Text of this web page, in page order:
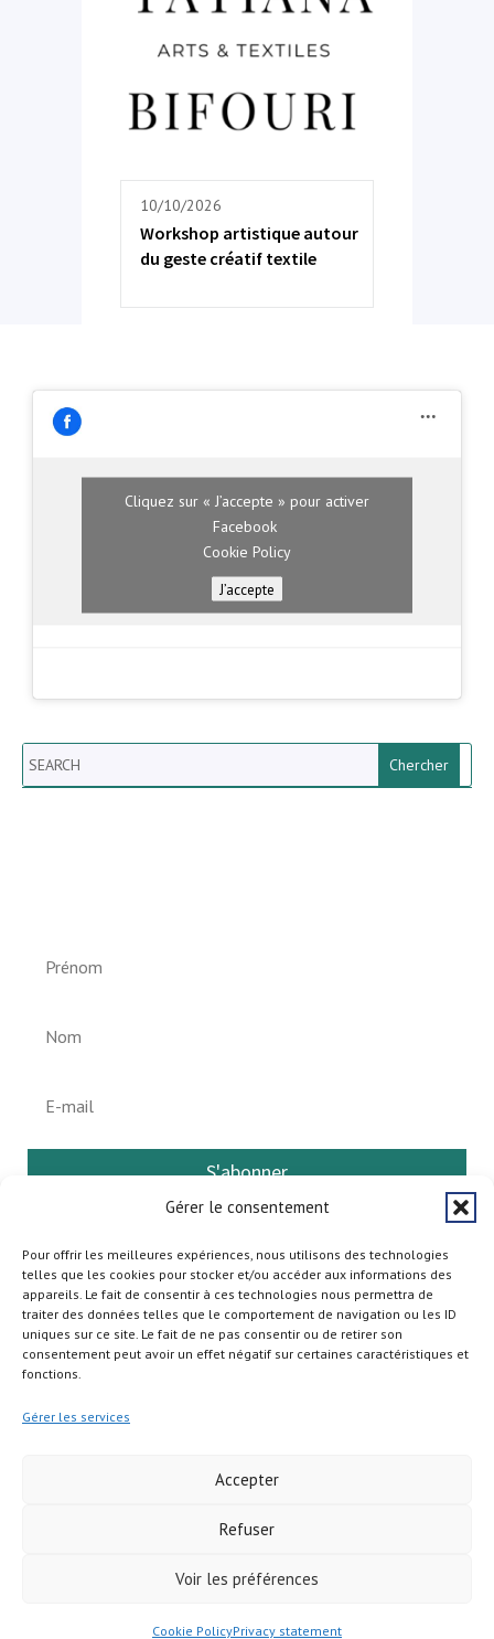
Gérer le consentement
Pour offrir les meilleures expériences, nous utilisons des technologies
telles que les cookies pour stocker et/ou accéder aux informations des
appareils. Le fait de consentir à ces technologies nous permettra de
traiter des données telles que le comportement de navigation ou les ID
uniques sur ce site. Le fait de ne pas consentir ou de retirer son
consentement peut avoir un effet négatif sur certaines caractéristiques et
fonctions.
Gérer les services
Accepter
Refuser
Voir les préférences
Cookie PolicyPrivacy statement
10/10/2026
Workshop artistique autour
du geste créatif textile
Cliquez sur « J’accepte » pour activer
Facebook
Cookie Policy
J’accepte
Search
S'abonner
Copyright © 2026